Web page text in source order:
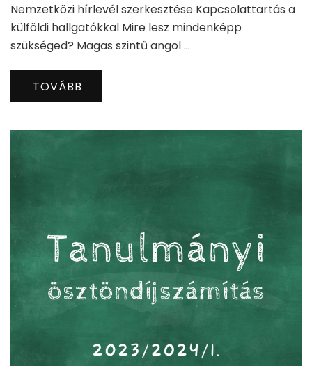
Nemzetközi hírlevél szerkesztése Kapcsolattartás a
külföldi hallgatókkal Mire lesz mindenképp
szükséged? Magas szintű angol …
TOVÁBB